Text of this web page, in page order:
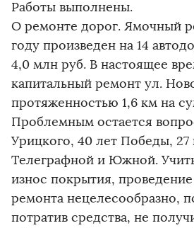
Работы выполнены.
О ремонте дорог. Ямочный
году произведен на 14
4,0 млн руб. В настоящее
капитальный ремонт ул.
протяженностью 1,6 км на
Проблемным остается
Урицкого, 40 лет Победы, 27
Телеграфной и Южной.
износ покрытия,
ремонта нецелесообразно,
потратив средства, не